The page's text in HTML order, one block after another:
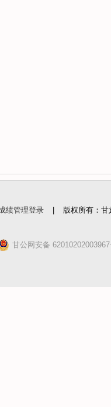
绩管理登录 版权所有：
甘公网安备